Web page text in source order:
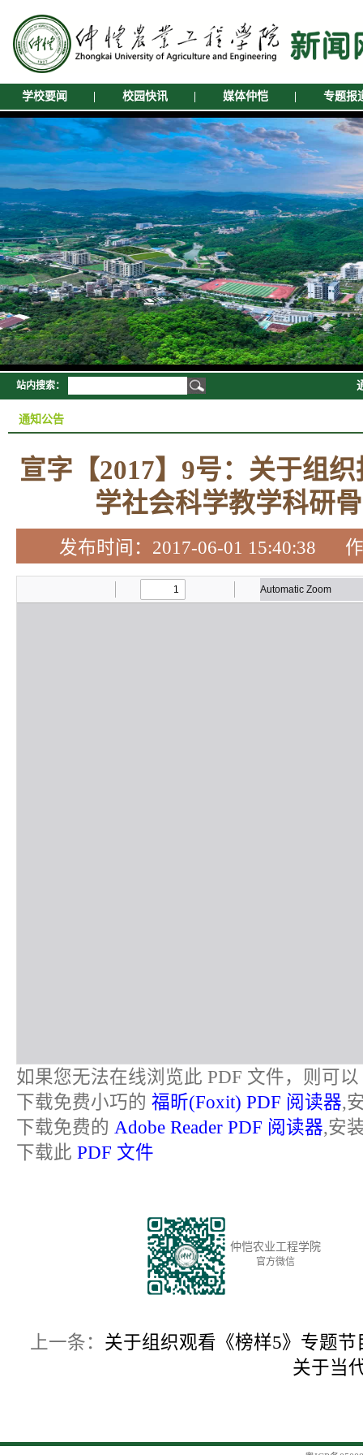
学校要闻 校园快讯 媒体仲恺 专题报
站内搜索：
通知公告
宣字【2017】9号：关于组
学社会科学教学科研
发布时间：2017-06-01 15:40:38
如果您无法在线浏览此 PDF 文件，则可以
下载免费小巧的 福昕(Foxit) PDF 阅读器,
下载免费的 Adobe Reader PDF 阅读器,安
下载此 PDF 文件
仲恺农业工程学院
官方微信
上一条： 关于组织观看《榜样5》专题节
关于当